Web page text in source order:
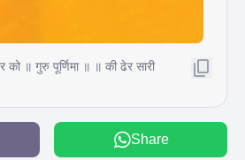
॥ गुरु पूर्णिमा ॥ ॥ की ढेर सारी
Share